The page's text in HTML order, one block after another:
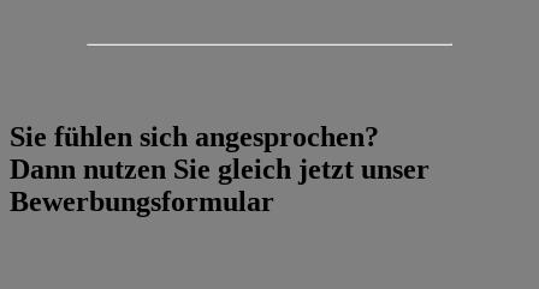
Sie fühlen sich angesprochen?
Dann nutzen Sie gleich jetzt unser
Bewerbungsformular